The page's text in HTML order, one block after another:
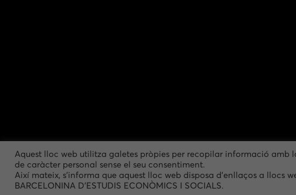
Aquest lloc web utilitza galetes pròpies per recopilar informació amb
de caràcter personal sense el seu consentiment.
Així mateix, s'informa que aquest lloc web disposa d'enllaços a llocs
BARCELONINA D'ESTUDIS ECONÒMICS I SOCIALS.